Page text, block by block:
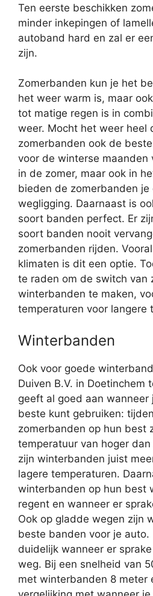
Ten eerste beschikken
minder inkepingen of
autoband hard en zal er
zijn.
Zomerbanden kun je het
het weer warm is, maar
tot matige regen is in
weer. Mocht het weer heel
zomerbanden ook de
voor de winterse maanden
in de zomer, maar ook in
bieden de zomerbanden je
wegligging. Daarnaast is
soort banden perfect. Er
soort banden nooit
zomerbanden rijden.
klimaten is dit een optie.
te raden om de switch van
winterbanden te maken,
temperaturen voor langere
Winterbanden
Ook voor goede
Duiven B.V. in Doetinchem
geeft al goed aan
beste kunt gebruiken:
zomerbanden op hun best
temperatuur van hoger
zijn winterbanden juist
lagere temperaturen.
winterbanden op hun best
regent en wanneer er
Ook op gladde wegen zijn
beste banden voor je
duidelijk wanneer er
weg. Bij een snelheid van
met winterbanden 8 meter